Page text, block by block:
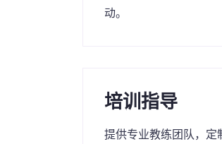
动。
培训指导
提供专业教练团队，